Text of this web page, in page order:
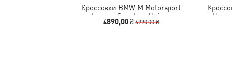
Кроссовки BMW M Motorsport
Inverse Sneakers Unisex
4890,00 ₴6990,00 ₴